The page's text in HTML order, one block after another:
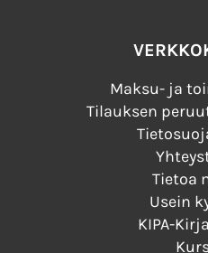
Maksu- ja
Tilauksen
Tietoa
Usein
KIPA-